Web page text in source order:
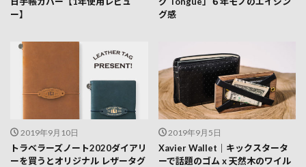
ー】
グ感
2019年9月10日
トラベラーズノート2020ダイアリ
ーを買うとオリジナル レザータグ
2019年9月5日
Xavier Wallet｜キックスタータ
ーで話題のゴム x 天然木のワイル